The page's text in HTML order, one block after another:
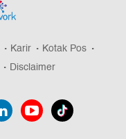
Karir
Kotak Pos
Disclaimer